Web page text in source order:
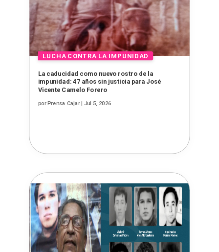
La caducidad como nuevo rostro de la
impunidad: 47 años sin justicia para José
Vicente Camelo Forero
porPrensa Cajar| Jul 5, 2026